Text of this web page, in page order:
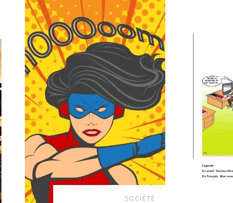
SOCIÉTÉ